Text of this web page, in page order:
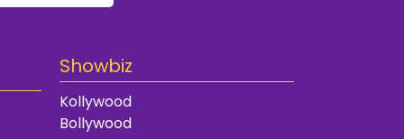
Showbiz
Kollywood
Bollywood